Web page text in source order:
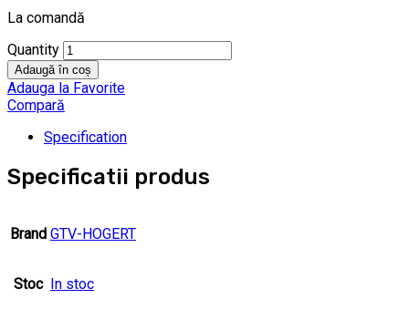
La comandă
Quantity
Adaugă în coș
Adauga la Favorite
Compară
Specification
Specificatii produs
Brand GTV-HOGERT
Stoc In stoc